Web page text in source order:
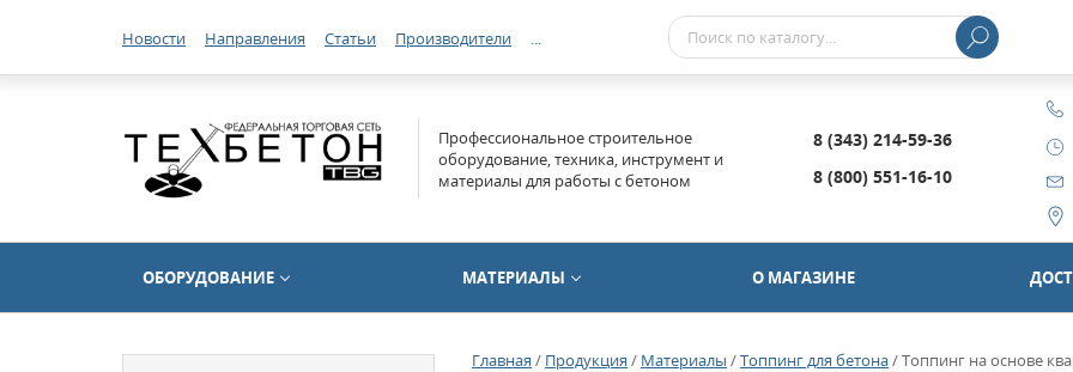
Новости Направления Статьи Производители
Профессиональное строительное
оборудование, техника, инструмент и
материалы для работы с бетоном
8 (343) 214-59-36
8 (800) 551-16-10
ОБОРУДОВАНИЕ МАТЕРИАЛЫ О МАГАЗИНЕ
Главная / Продукция / Материалы /Топпинг для бетона/Топпинг на основе